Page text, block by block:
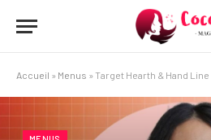
Accueil » Menus » Target Hearth & Hand Line de Joanna